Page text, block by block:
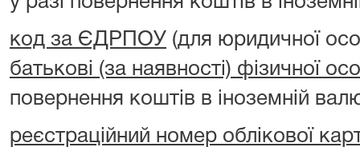
код за ЄДРПОУ (для юридичної
батькові (за наявності) фізичної
повернення коштів в іноземній
реєстраційний номер облікової